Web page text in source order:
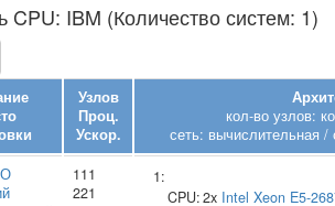
CPU: IBM (Количество систем: 1)
Узлов
Проц.
Ускор.
кол-во узлов:
сеть: вычислительная /
111
221
1:
CPU:2x Intel Xeon E5-